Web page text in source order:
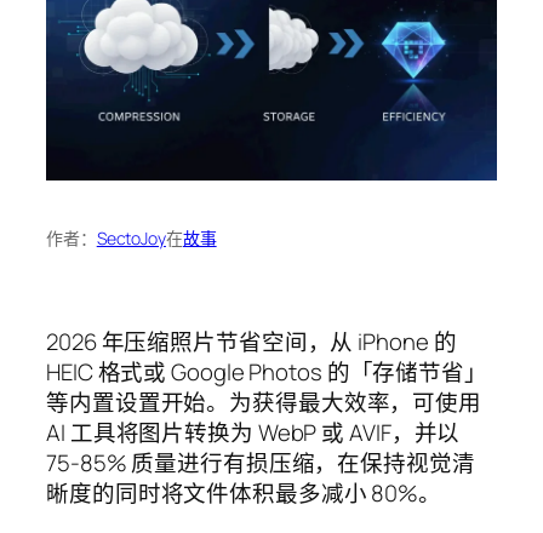
作者： SectoJoy在故事
2026 年压缩照片节省空间，从 iPhone 的
HEIC 格式或 Google Photos 的「存储节省」
等内置设置开始。为获得最大效率，可使用
AI 工具将图片转换为 WebP 或 AVIF，并以
75-85% 质量进行有损压缩，在保持视觉清
晰度的同时将文件体积最多减小 80%。